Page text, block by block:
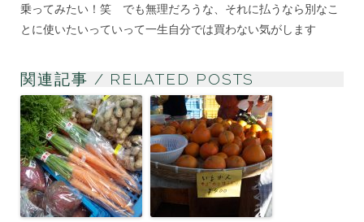
乗ってみたい！笑 でも無理だろうな、それに払うなら別なこ
とに使いたいっていって一生自分では買わない気がします
関連記事 / RELATED POSTS